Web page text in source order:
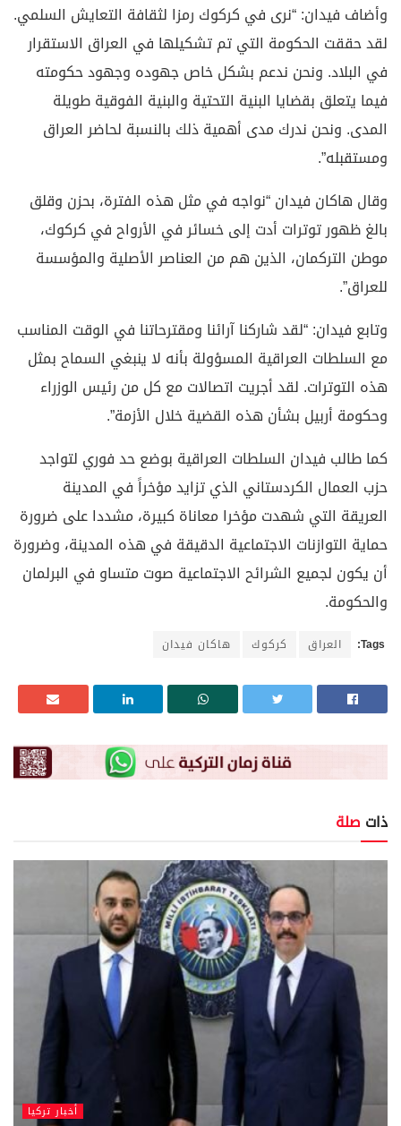
وأضاف فيدان: “نرى في كركوك رمزا لثقافة التعايش السلمي.
لقد حققت الحكومة التي تم تشكيلها في العراق الاستقرار
في البلاد. ونحن ندعم بشكل خاص جهوده وجهود حكومته
فيما يتعلق بقضايا البنية التحتية والبنية الفوقية طويلة
المدى. ونحن ندرك مدى أهمية ذلك بالنسبة لحاضر العراق
ومستقبله”.
وقال هاكان فيدان “نواجه في مثل هذه الفترة، بحزن وقلق
بالغ ظهور توترات أدت إلى خسائر في الأرواح في كركوك،
موطن التركمان، الذين هم من العناصر الأصلية والمؤسسة
للعراق”.
وتابع فيدان: “لقد شاركنا آرائنا ومقترحاتنا في الوقت المناسب
مع السلطات العراقية المسؤولة بأنه لا ينبغي السماح بمثل
هذه التوترات. لقد أجريت اتصالات مع كل من رئيس الوزراء
وحكومة أربيل بشأن هذه القضية خلال الأزمة”.
كما طالب فيدان السلطات العراقية بوضع حد فوري لتواجد
حزب العمال الكردستاني الذي تزايد مؤخراً في المدينة
العريقة التي شهدت مؤخرا معاناة كبيرة، مشددا على ضرورة
حماية التوازنات الاجتماعية الدقيقة في هذه المدينة، وضرورة
أن يكون لجميع الشرائح الاجتماعية صوت متساو في البرلمان
والحكومة.
Tags: العراق كركوك هاكان فيدان
ذات صلة
أخبار تركيا